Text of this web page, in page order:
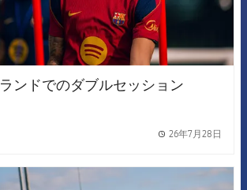
ンドでのダブルセッション
26年7月28日